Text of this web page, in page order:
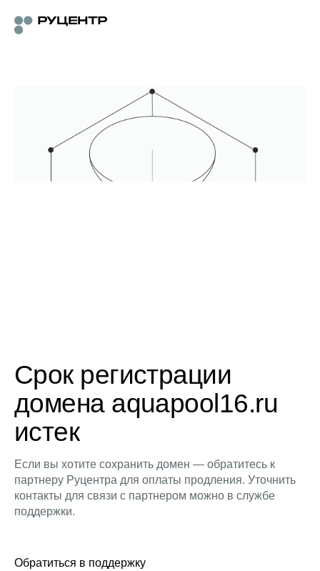
Срок регистрации
домена aquapool16.ru
истек
Если вы хотите сохранить домен — обратитесь к
партнеру Руцентра для оплаты продления. Уточнить
контакты для связи с партнером можно в службе
поддержки.
Обратиться в поддержку